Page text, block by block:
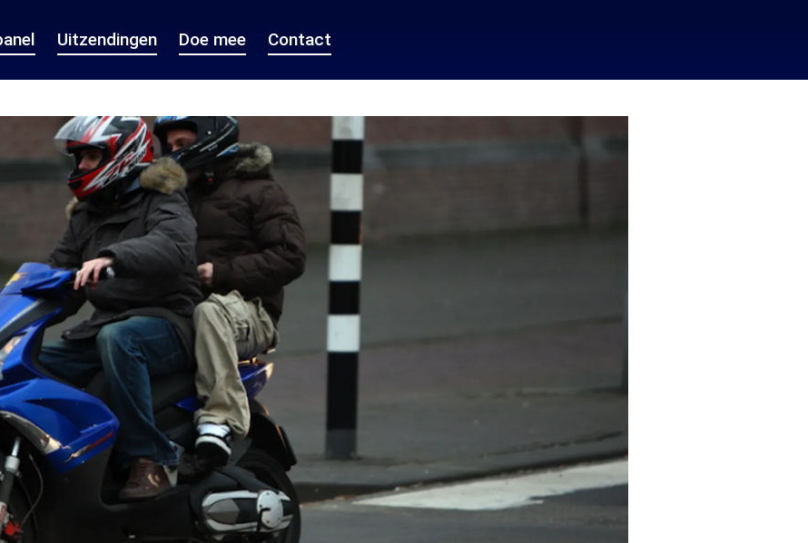
Uitzendingen Doe mee Contact